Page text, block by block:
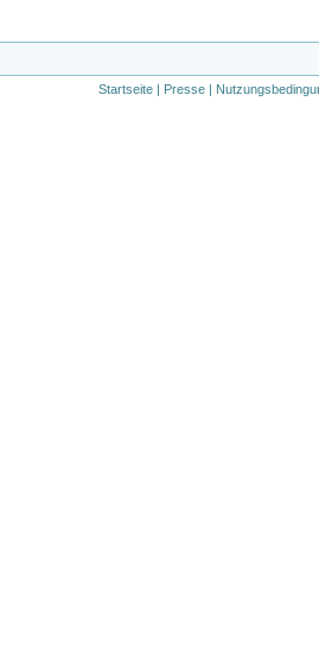
Startseite | Presse |